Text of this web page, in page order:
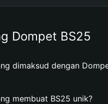
Dompet BS25
dimaksud dengan
membuat BS25 unik?